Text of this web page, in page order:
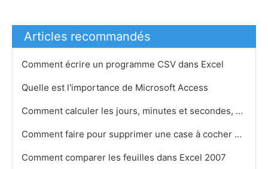
Articles recommandés
Comment écrire un programme CSV dans Excel
Quelle est l'importance de Microsoft Access
Comment calculer les jours, minutes et secondes, de nos jours puisque votre anniversaire Utilisation…
Comment faire pour supprimer une case à cocher dans Excel
Comment comparer les feuilles dans Excel 2007